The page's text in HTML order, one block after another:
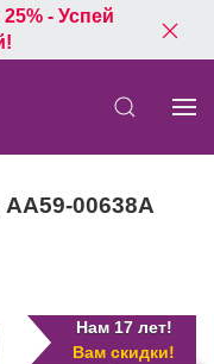
- Успей
00638A
Нам 17 лет!
Вам скидки!